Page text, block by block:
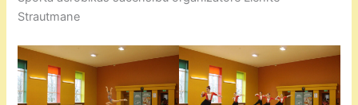
Strautmane